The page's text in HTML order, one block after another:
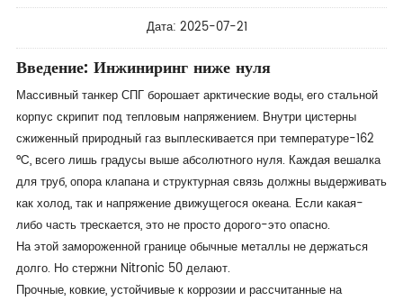
Дата: 2025-07-21
Введение: Инжиниринг ниже нуля
Массивный танкер СПГ борошает арктические воды, его стальной
корпус скрипит под тепловым напряжением. Внутри цистерны
сжиженный природный газ выплескивается при температуре-162
°C, всего лишь градусы выше абсолютного нуля. Каждая вешалка
для труб, опора клапана и структурная связь должны выдерживать
как холод, так и напряжение движущегося океана. Если какая-
либо часть трескается, это не просто дорого-это опасно.
На этой замороженной границе обычные металлы не держаться
долго. Но стержни Nitronic 50 делают.
Прочные, ковкие, устойчивые к коррозии и рассчитанные на